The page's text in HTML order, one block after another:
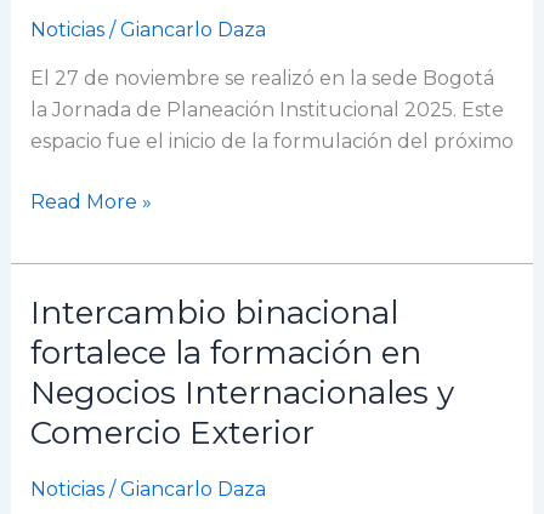
Noticias/Giancarlo Daza
El 27 de noviembre se realizó en la sede Bogotá
la Jornada de Planeación Institucional 2025. Este
espacio fue el inicio de la formulación del próximo
Construyendo
futuro
institucional
Read More »
Intercambio binacional
fortalece la formación en
Negocios Internacionales y
Comercio Exterior
Noticias/Giancarlo Daza
Intercambio
binacional
fortalece
la
formación
Negocios